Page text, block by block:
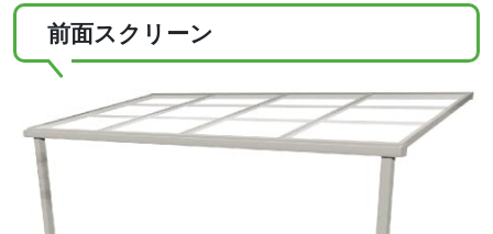
前面スクリーン